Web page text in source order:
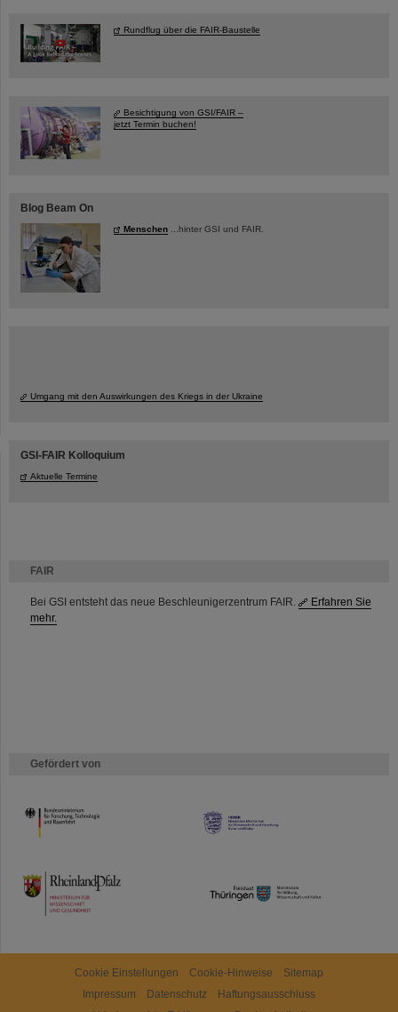
FAIR
Bei GSI entsteht das neue Beschleunigerzentrum FAIR.
Erfahren Sie
mehr.
Gefördert von
HMWK
TMWWDG
Rundflug über die FAIR-Baustelle
Besichtigung von GSI/FAIR –
jetzt Termin buchen!
Blog Beam On
Menschen ...hinter GSI und FAIR.
Umgang mit den Auswirkungen des Kriegs in der Ukraine
GSI-FAIR Kolloquium
Aktuelle Termine
Cookie Einstellungen Cookie-Hinweise
Sitemap
Impressum
Datenschutz
Haftungsausschluss